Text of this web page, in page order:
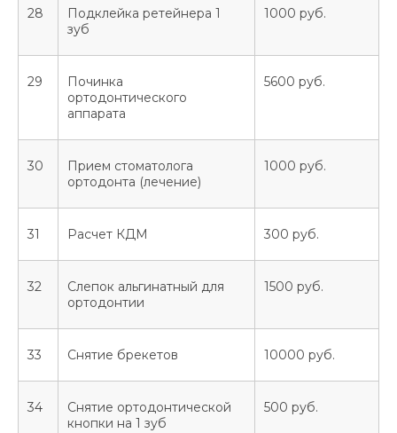
28
Подклейка ретейнера 1
зуб
1000 руб.
29
Починка
ортодонтического
аппарата
5600 руб.
30
Прием стоматолога
ортодонта (лечение)
1000 руб.
31 Расчет КДМ 300 руб.
32
Слепок альгинатный для
ортодонтии
1500 руб.
33 Снятие брекетов 10000 руб.
34
Снятие ортодонтической
кнопки на 1 зуб
500 руб.